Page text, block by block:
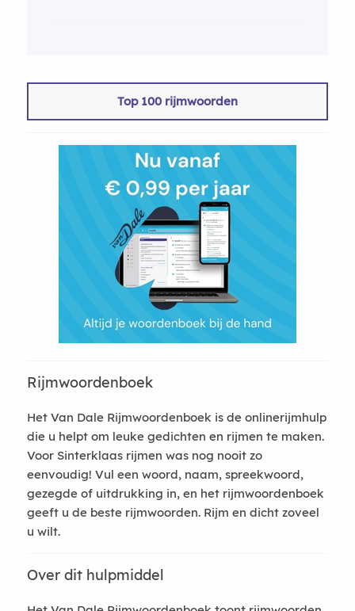
Top 100 rijmwoorden
Rijmwoordenboek
Het Van Dale Rijmwoordenboek is de onlinerijmhulp
die u helpt om leuke gedichten en rijmen te maken.
Voor Sinterklaas rijmen was nog nooit zo
eenvoudig! Vul een woord, naam, spreekwoord,
gezegde of uitdrukking in, en het rijmwoordenboek
geeft u de beste rijmwoorden. Rijm en dicht zoveel
u wilt.
Over dit hulpmiddel